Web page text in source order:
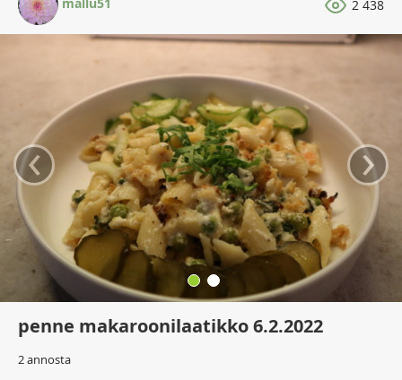
2 438
‹ ›
penne makaroonilaatikko 6.2.2022
2 annosta